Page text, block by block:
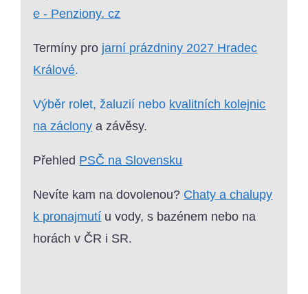
e - Penziony. cz
Termíny pro jarní prázdniny 2027 Hradec
Králové.
Výběr rolet, žaluzií nebo kvalitních kolejnic
na záclony a závěsy.
Přehled PSČ na Slovensku
Nevíte kam na dovolenou? Chaty a chalupy
k pronajmutí u vody, s bazénem nebo na
horách v ČR i SR.